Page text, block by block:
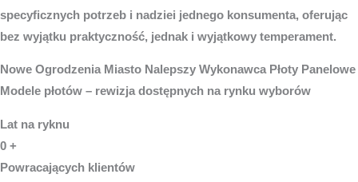
specyficznych potrzeb i nadziei jednego konsumenta, oferując
bez wyjątku praktyczność, jednak i wyjątkowy temperament.
Nowe Ogrodzenia Miasto Nalepszy Wykonawca Płoty Panelowe
Modele płotów – rewizja dostępnych na rynku wyborów
Lat na ryknu
0 +
Powracających klientów